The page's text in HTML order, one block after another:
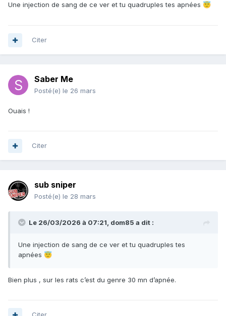
Une injection de sang de ce ver et tu quadruples tes apnées 😇
Citer
Saber Me
Posté(e) le 26 mars
Ouais !
Citer
sub sniper
Posté(e) le 28 mars
Le 26/03/2026 à 07:21, dom85 a dit :
Une injection de sang de ce ver et tu quadruples tes
apnées 😇
Bien plus , sur les rats c’est du genre 30 mn d’apnée.